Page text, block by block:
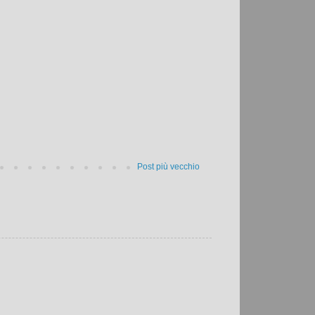
Post più vecchio